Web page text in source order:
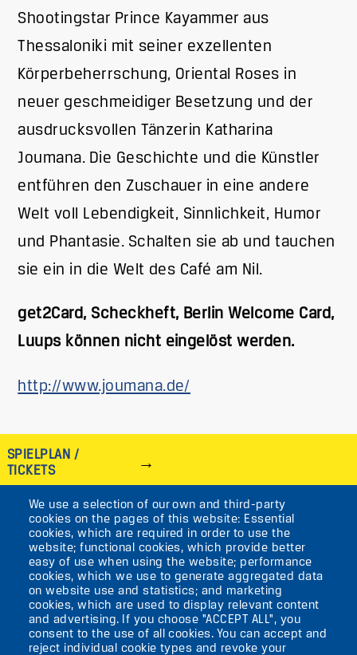
We use a selection of our own and third-party
cookies on the pages of this website: Essential
cookies, which are required in order to use the
website; functional cookies, which provide better
easy of use when using the website; performance
cookies, which we use to generate aggregated data
on website use and statistics; and marketing
cookies, which are used to display relevant content
and advertising. If you choose "ACCEPT ALL", you
consent to the use of all cookies. You can accept and
reject individual cookie types and revoke your
Shootingstar Prince Kayammer aus
Thessaloniki mit seiner exzellenten
Körperbeherrschung, Oriental Roses in
neuer geschmeidiger Besetzung und der
ausdrucksvollen Tänzerin Katharina
Joumana. Die Geschichte und die Künstler
entführen den Zuschauer in eine andere
Welt voll Lebendigkeit, Sinnlichkeit, Humor
und Phantasie. Schalten sie ab und tauchen
sie ein in die Welt des Café am Nil.
get2Card, Scheckheft, Berlin Welcome Card,
Luups können nicht eingelöst werden.
http://www.joumana.de/
SPIELPLAN /
TICKETS
IMAGE
VIKTORIASTR. 10-18
12105 BERLIN
TEMPELHOF
AKTUELLES